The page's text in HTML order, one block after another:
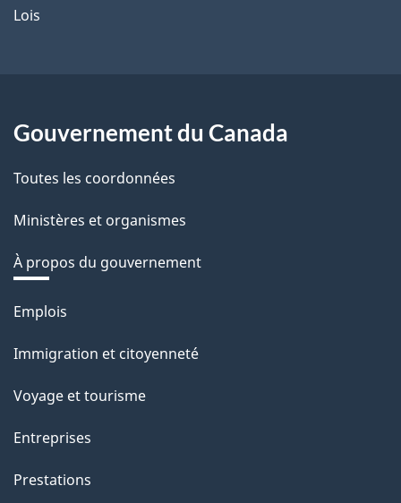
Lois
Gouvernement du Canada
Toutes les coordonnées
Ministères et organismes
À propos du gouvernement
Thèmes
sujets
Emplois
Immigration et citoyenneté
Voyage et tourisme
Entreprises
Prestations